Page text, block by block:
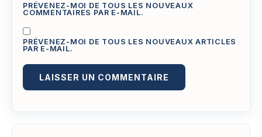
PRÉVENEZ-MOI DE TOUS LES NOUVEAUX
COMMENTAIRES PAR E-MAIL.
PRÉVENEZ-MOI DE TOUS LES NOUVEAUX ARTICLES
PAR E-MAIL.